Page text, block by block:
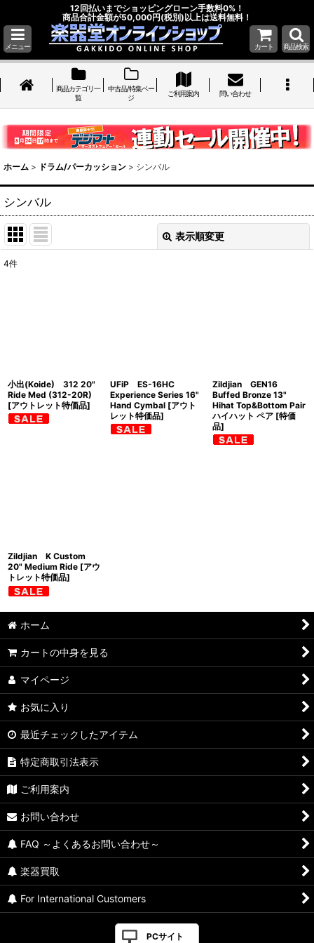
12回払いまでショッピングローン手数料0%！
商品合計金額が50,000円(税別)以上は送料無料！
メニュー カート 商品検索
商品カテゴリ一
覧
中古品/特集ペー
ジ
ご利用案内 問い合わせ
ホーム > ドラム/パーカッション > シンバル
シンバル
表示順変更
4件
小出(Koide) 312 20"
Ride Med (312-20R)
[アウトレット特価品]
UFiP ES-16HC
Experience Series 16"
Hand Cymbal [アウト
レット特価品]
Zildjian GEN16
Buffed Bronze 13"
Hihat Top&Bottom Pair
ハイハット ペア [特価
品]
Zildjian K Custom
20" Medium Ride [アウ
トレット特価品]
ホーム
カートの中身を見る
マイページ
お気に入り
最近チェックしたアイテム
特定商取引法表示
ご利用案内
お問い合わせ
FAQ ～よくあるお問い合わせ～
楽器買取
For International Customers
PCサイト